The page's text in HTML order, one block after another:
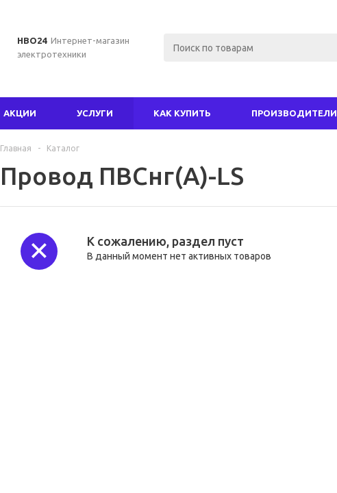
НВО24 Интернет-магазин
электротехники
АКЦИИ УСЛУГИ КАК КУПИТЬ ПРОИЗВОДИТЕЛИ
Главная - Каталог
Провод ПВСнг(А)-LS
К сожалению, раздел пуст
В данный момент нет активных товаров